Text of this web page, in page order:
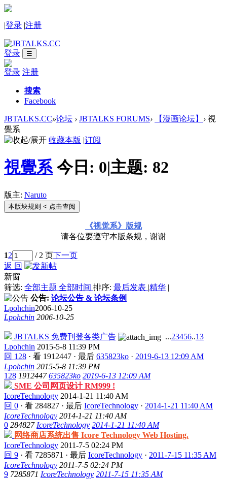
|登录 |注册
登录 ☰
登录 注册
搜索
Facebook
JBTALKS.CC»论坛 › JBTALKS FORUMS› 【漫画论坛】 › 視
覺系
收藏本版 |订阅
視覺系 今日: 0|主题: 82
版主: Naruto
本版块规则 < 点击查阅
《视觉系》版规
请各位要遵守本版条规，谢谢
12 / 2 页下一页
返 回
新窗
筛选: 全部主题 全部时间 排序: 最后发表 |精华 |
公告: 论坛公告 & 论坛条例
Lpohchin2006-10-25
Lpohchin 2006-10-25
JBTALKS 免费刊登各类广告 ...23456..13
Lpohchin 2015-5-8 11:39 PM
回 128 · 看 1912447 · 最后 635823ko · 2019-6-13 12:09 AM
Lpohchin 2015-5-8 11:39 PM
128 1912447 635823ko 2019-6-13 12:09 AM
SME 公司网页设计 RM999 !
IcoreTechnology 2014-1-21 11:40 AM
回 0 · 看 284827 · 最后 IcoreTechnology · 2014-1-21 11:40 AM
IcoreTechnology 2014-1-21 11:40 AM
0 284827 IcoreTechnology 2014-1-21 11:40 AM
网络商店系统出售 Icore Technology Web Hosting.
IcoreTechnology 2011-7-5 02:24 PM
回 9 · 看 7285871 · 最后 IcoreTechnology · 2011-7-15 11:35 AM
IcoreTechnology 2011-7-5 02:24 PM
9 7285871 IcoreTechnology 2011-7-15 11:35 AM